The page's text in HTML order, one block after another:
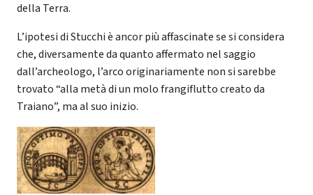
della Terra.
L’ipotesi di Stucchi è ancor più affascinate se si considera
che, diversamente da quanto affermato nel saggio
dall’archeologo, l’arco originariamente non si sarebbe
trovato “alla metà di un molo frangiflutto creato da
Traiano”, ma al suo inizio.